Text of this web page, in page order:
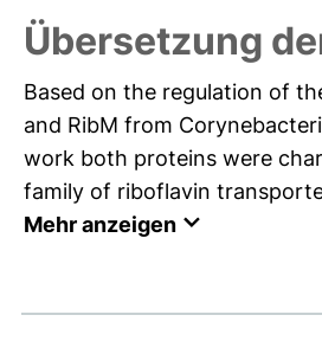
Übersetzung
Based on the regulation of
and RibM from
work both proteins were
family of riboflavin
Mehr anzeigen